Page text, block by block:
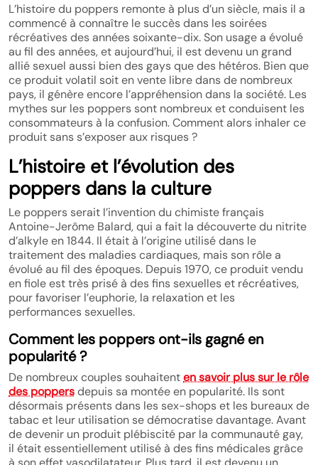
L’histoire du poppers remonte à plus d’un siècle, mais il a
commencé à connaître le succès dans les soirées
récréatives des années soixante-dix. Son usage a évolué
au fil des années, et aujourd’hui, il est devenu un grand
allié sexuel aussi bien des gays que des hétéros. Bien que
ce produit volatil soit en vente libre dans de nombreux
pays, il génère encore l’appréhension dans la société. Les
mythes sur les poppers sont nombreux et conduisent les
consommateurs à la confusion. Comment alors inhaler ce
produit sans s’exposer aux risques ?
L’histoire et l’évolution des
poppers dans la culture
Le poppers serait l’invention du chimiste français
Antoine-Jerôme Balard, qui a fait la découverte du nitrite
d’alkyle en 1844. Il était à l’origine utilisé dans le
traitement des maladies cardiaques, mais son rôle a
évolué au fil des époques. Depuis 1970, ce produit vendu
en fiole est très prisé à des fins sexuelles et récréatives,
pour favoriser l’euphorie, la relaxation et les
performances sexuelles.
Comment les poppers ont-ils gagné en
popularité ?
De nombreux couples souhaitenten savoir plus sur le rôle
des poppersdepuis sa montée en popularité. Ils sont
désormais présents dans les sex-shops et les bureaux de
tabac et leur utilisation se démocratise davantage. Avant
de devenir un produit plébiscité par la communauté gay,
il était essentiellement utilisé à des fins médicales grâce